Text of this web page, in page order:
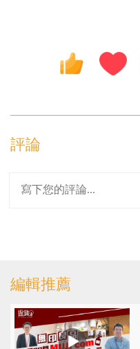
評論
編輯推薦